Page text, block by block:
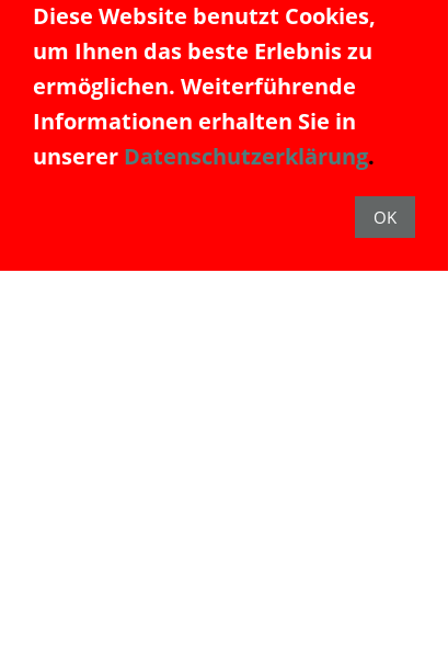
Detailsuche genauere Angaben.
Was wir aber machen können
ist die Suche für den bisherigen
Mai.
Wir finden für ganz
Diese Website benutzt Cookies,
um Ihnen das beste Erlebnis zu
ermöglichen. Weiterführende
Informationen erhalten Sie in
unserer Datenschutzerklärung.
OK